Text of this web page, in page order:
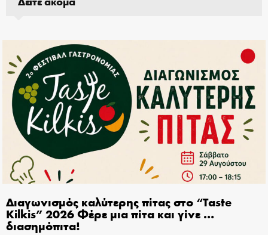
Διαγωνισμός καλύτερης πίτας στο “Taste
Kilkis” 2026 Φέρε μια πίτα και γίνε …
διασημόπιτα!